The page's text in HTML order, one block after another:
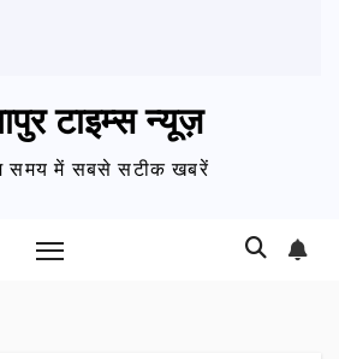
टाइम्स न्यूज़
समय में सबसे सटीक खबरें